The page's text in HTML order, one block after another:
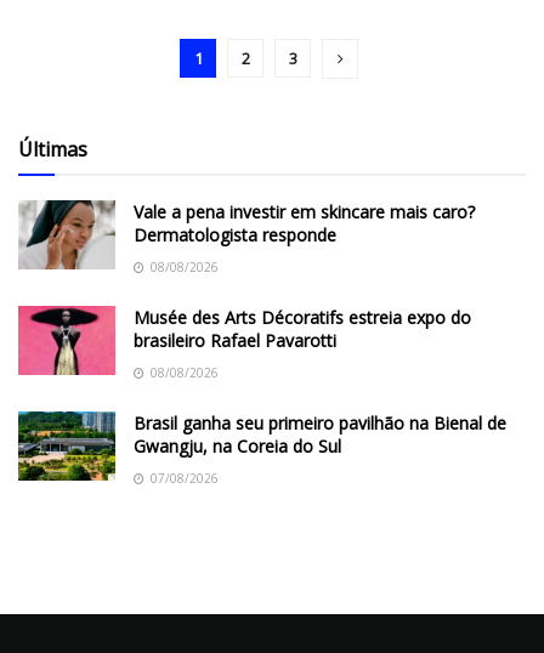
1 2 3
Últimas
Vale a pena investir em skincare mais caro?
Dermatologista responde
08/08/2026
Musée des Arts Décoratifs estreia expo do
brasileiro Rafael Pavarotti
08/08/2026
Brasil ganha seu primeiro pavilhão na Bienal de
Gwangju, na Coreia do Sul
07/08/2026